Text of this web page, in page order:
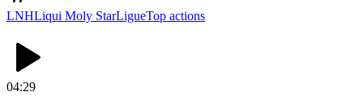
LNHLiqui Moly StarLigueTop actions
04:29